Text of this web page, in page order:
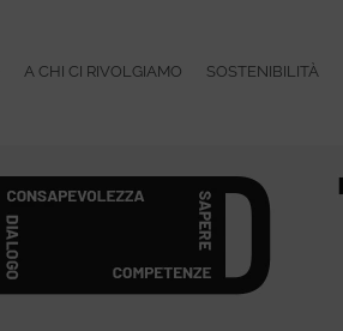
A CHI CI RIVOLGIAMO SOSTENIBILITÀ